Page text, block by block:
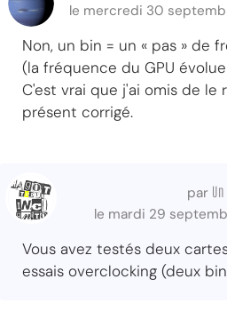
le mercredi 30
Non, un bin = un « pas » de
(la fréquence du GPU évolue
C'est vrai que j'ai omis de le
présent corrigé.
par
le mardi 29
Vous avez testés deux
essais overclocking (deux